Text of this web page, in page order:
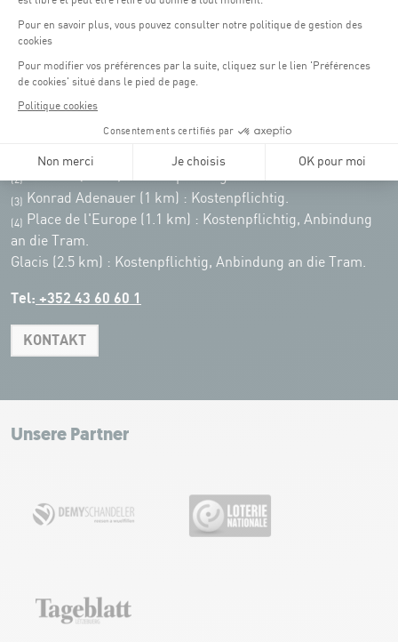
Parkplätze
(1)Parking Coque: Kostenpflichtig -3 Stunden kostenfreies
Parken für Coque Kunden (ausser bei Veranstaltungen)
(2)
(3) Konrad Adenauer (1 km) : Kostenpflichtig.
(4)
Place de l'Europe (1.1 km) : Kostenpflichtig, Anbindung
an die Tram.
Glacis (2.5 km) : Kostenpflichtig, Anbindung an die Tram.
Tel: +352 43 60 60 1
KONTAKT
+
−
Leaflet|Map tiles by Carto, under CC BY 3.0. Data by OpenStreetMap, under
Unsere Partner